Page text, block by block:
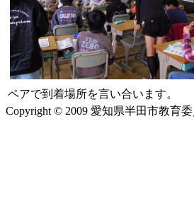
ペアで到着場所を言い合います。
Copyright © 2009 愛知県半田市教育委